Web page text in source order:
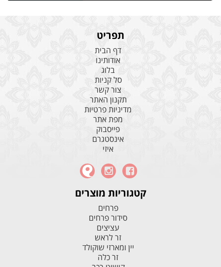
תפריט
דף הבית
אודותינו
בלוג
סל קניות
צור קשר
תקנון האתר
מדיניות פרטיות
מפת אתר
פייסבוק
אינסטגרם
איזי
קטגוריות מוצרים
פרחים
סידור פרחים
עציצים
זר לראש
יין ומארזי שוקולד
זר כלה